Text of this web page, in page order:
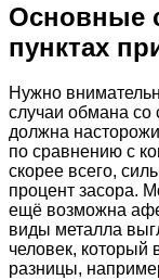
Основные
пунктах
Нужно
случаи обмана
должна
по сравнению с
скорее всего,
процент засора.
ещё возможна
виды металла
человек, который
разницы,